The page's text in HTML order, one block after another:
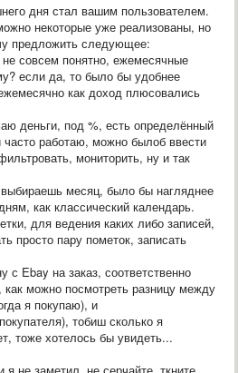
дня стал вашим пользователем.
некоторые уже реализованы, но
предложить следующее:
совсем понятно, ежемесячные
если да, то было бы удобнее
как доход плюсовались
деньги, под %, есть определённый
работаю, можно былоб ввести
мониторить, ну и так
месяц, было бы нагляднее
как классический календарь.
для ведения каких либо записей,
просто пару пометок, записать
с Ebay на заказ, соответственно
как можно посмотреть разницу между
я покупаю), и
тобиш сколько я
тоже хотелось бы увидеть...
я не заметил, не серчайте, ткните